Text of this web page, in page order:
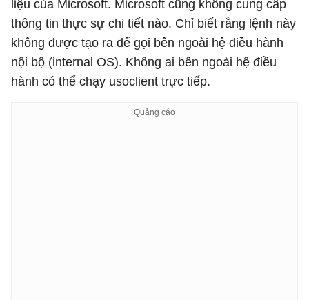
liệu của Microsoft. Microsoft cũng không cung cấp
thông tin thực sự chi tiết nào. Chỉ biết rằng lệnh này
không được tạo ra để gọi bên ngoài hệ điều hành
nội bộ (internal OS). Không ai bên ngoài hệ điều
hành có thể chạy usoclient trực tiếp.